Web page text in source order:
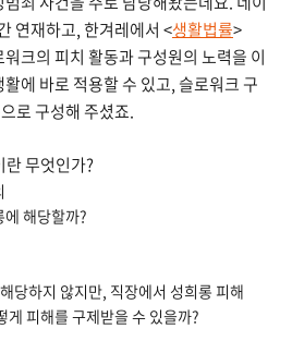
연재하고, 한겨레에서 <생활법률>
크의 피치 활동과 구성원의 노력을 이
에 바로 적용할 수 있고, 슬로워크 구
로 구성해 주셨죠.
란 무엇인가?
해당할까?
당하지 않지만, 직장에서 성희롱 피해
게 피해를 구제받을 수 있을까?